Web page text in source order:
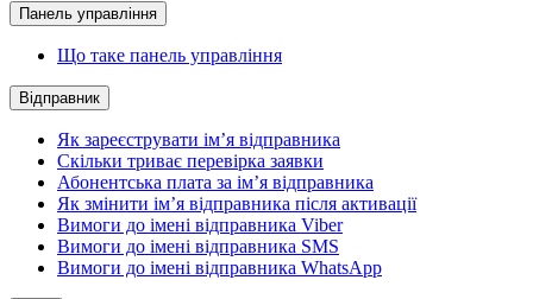
Панель управління
Що таке панель управління
Відправник
Як зареєструвати ім’я відправника
Скільки триває перевірка заявки
Абонентська плата за ім’я відправника
Як змінити ім’я відправника після активації
Вимоги до імені відправника Viber
Вимоги до імені відправника SMS
Вимоги до імені відправника WhatsApp